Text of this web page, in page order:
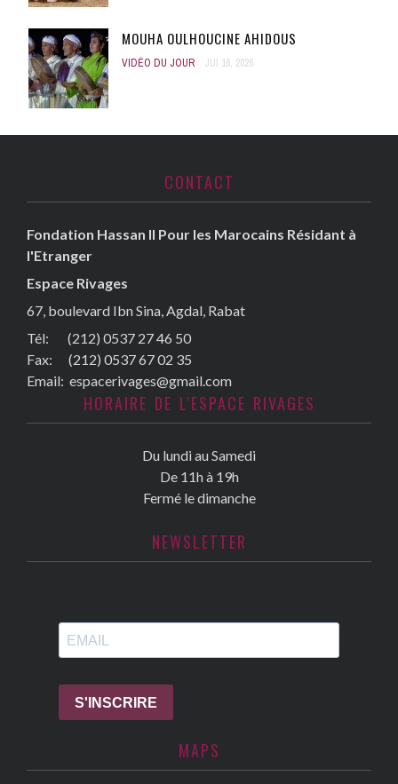
MOUHA OULHOUCINE AHIDOUS
VIDÉO DU JOUR JUI 16, 2026
CONTACT
Fondation Hassan II Pour les Marocains Résidant à
l'Etranger
Espace Rivages
67, boulevard Ibn Sina, Agdal, Rabat
Tél: (212) 0537 27 46 50
Fax: (212) 0537 67 02 35
Email: espacerivages@gmail.com
HORAIRE DE L'ESPACE RIVAGES
Du lundi au Samedi
De 11h à 19h
Fermé le dimanche
NEWSLETTER
MAPS